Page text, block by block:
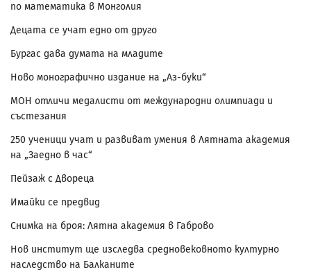
по математика в Монголия
Децата се учат едно от друго
Бургас дава думата на младите
Ново монографично издание на „Аз-буки“
МОН отличи медалисти от международни олимпиади и
състезания
250 ученици учат и развиват умения в Лятната академия
на „Заедно в час“
Пейзаж с Двореца
Имайки се предвид
Снимка на броя: Лятна академия в Габрово
Нов институт ще изследва средновековното културно
наследство на Балканите